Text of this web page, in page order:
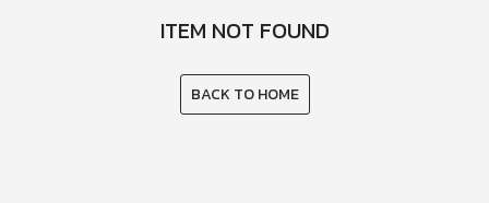
ITEM NOT FOUND
BACK TO HOME